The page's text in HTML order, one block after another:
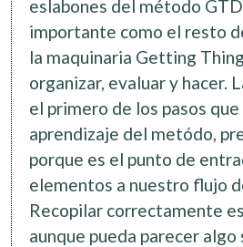
eslabones del método
importante como el resto
la maquinaria Getting
organizar, evaluar y hacer.
el primero de los pasos
aprendizaje del metódo,
porque es el punto de
elementos a nuestro flujo
Recopilar correctamente
aunque pueda parecer algo